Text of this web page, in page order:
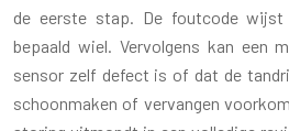
de eerste stap. De foutcode wijst
bepaald wiel. Vervolgens kan een
sensor zelf defect is of dat de
schoonmaken of vervangen